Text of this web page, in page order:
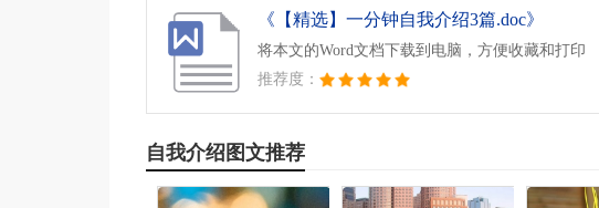
《【精选】一分钟自我介绍3篇.doc》
将本文的Word文档下载到电脑，方便收藏和打印
推荐度：
自我介绍图文推荐